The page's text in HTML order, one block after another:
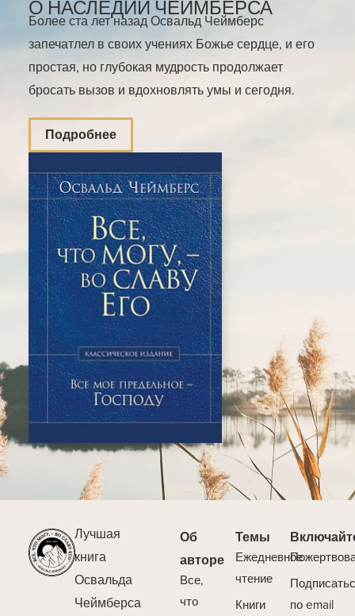
О НАСЛЕДИИ ЧЕЙМБЕРСА
Более ста лет назад Освальд Чеймберс
запечатлел в своих учениях Божье сердце, и его
простая, но глубокая мудрость продолжает
бросать вызов и вдохновлять умы и сегодня.
Подробнее
Лучшая
книга
Освальда
Чеймберса
Об
авторе
Все,
что
Темы
Ежедневное
чтение
Книги
по email